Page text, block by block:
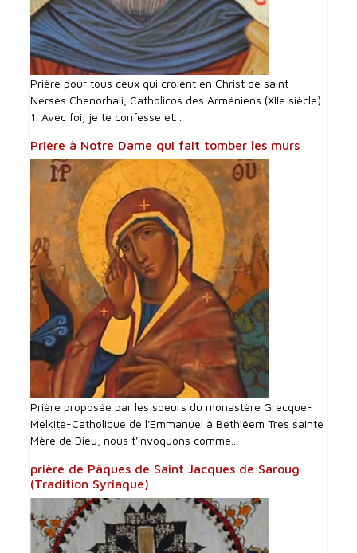
Prière pour tous ceux qui croient en Christ de saint
Nersès Chenorhali, Catholicos des Arméniens (XIIe siècle)
1. Avec foi, je te confesse et...
Prière à Notre Dame qui fait tomber les murs
Prière proposée par les soeurs du monastère Grecque-
Melkite-Catholique de l'Emmanuel à Bethléem Très sainte
Mère de Dieu, nous t'invoquons comme...
prière de Pâques de Saint Jacques de Saroug
(Tradition Syriaque)